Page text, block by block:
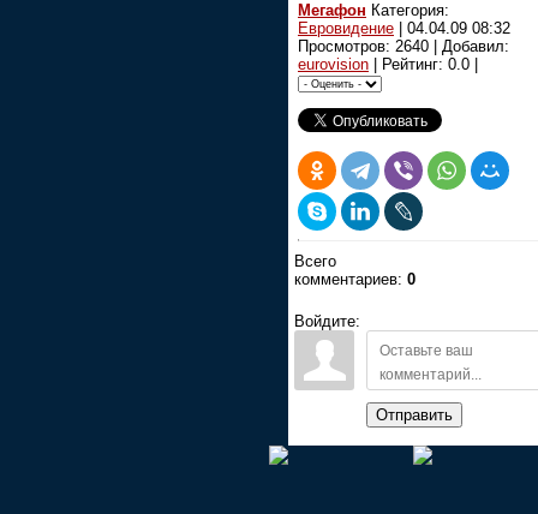
Мегафон Категория:
Евровидение
04.04.09 08:32
Просмотров: 2640 | Добавил:
eurovision | Рейтинг: 0.0 |
Всего
комментариев: 0
Войдите:
Отправить